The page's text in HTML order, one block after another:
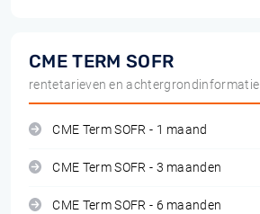
CME TERM SOFR
rentetarieven en achtergrondinformatie
CME Term SOFR - 1 maand
CME Term SOFR - 3 maanden
CME Term SOFR - 6 maanden